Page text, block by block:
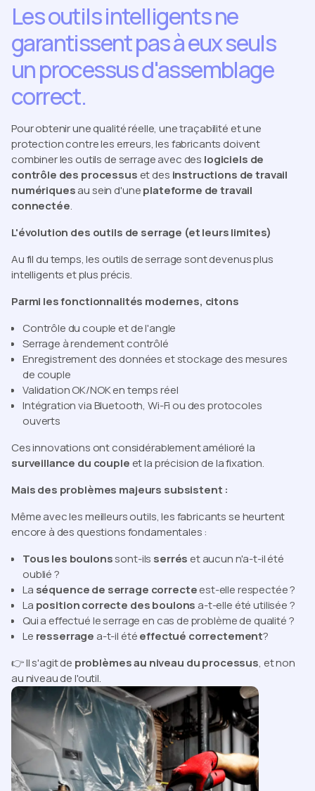
Les outils intelligents ne
garantissent pas à eux seuls
un processus d'assemblage
correct.
Pour obtenir une qualité réelle, une traçabilité et une
protection contre les erreurs, les fabricants doivent
combiner les outils de serrage avec des logiciels de
contrôle des processus et des instructions de travail
numériquesau sein d'uneplateforme de travail
connectée.
L'évolution des outils de serrage (et leurs limites)
Au fil du temps, les outils de serrage sont devenus plus
intelligents et plus précis.
Parmi les fonctionnalités modernes, citons
Contrôle du couple et de l'angle
Serrage à rendement contrôlé
Enregistrement des données et stockage des mesures
de couple
Validation OK/NOK en temps réel
Intégration via Bluetooth, Wi-Fi ou des protocoles
ouverts
Ces innovations ont considérablement amélioré la
surveillance du couple et la précision de la fixation.
Mais des problèmes majeurs subsistent :
Même avec les meilleurs outils, les fabricants se heurtent
encore à des questions fondamentales :
Tous les boulonssont-ils serrés et aucun n'a-t-il été
oublié ?
La séquence de serrage correcteest-elle respectée ?
La position correcte des boulons a-t-elle été utilisée ?
Qui a effectué le serrage en cas de problème de qualité ?
Le resserrage a-t-il étéeffectué correctement?
👉 Il s'agit de problèmes au niveau du processus, et non
au niveau de l'outil.